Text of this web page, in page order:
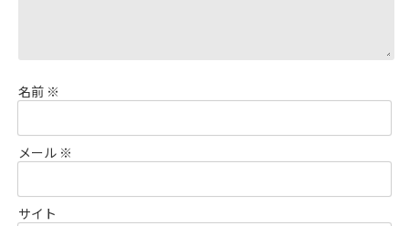
名前 ※
メール ※
サイト